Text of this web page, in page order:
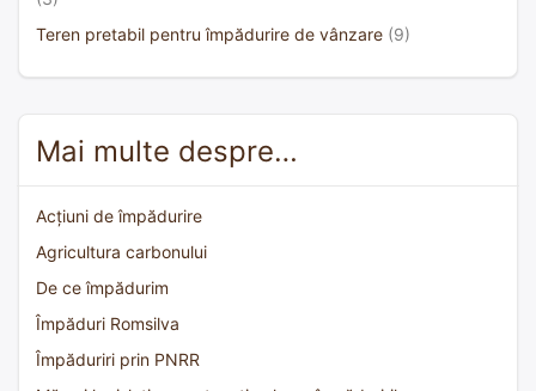
Teren pretabil pentru împădurire de vânzare (9)
Mai multe despre…
Acțiuni de împădurire
Agricultura carbonului
De ce împădurim
Împăduri Romsilva
Împăduriri prin PNRR